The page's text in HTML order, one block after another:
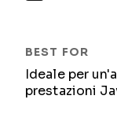
Ideale per
prestazioni